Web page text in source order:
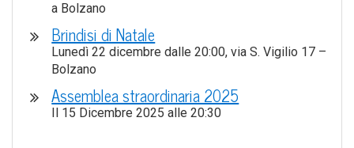
a Bolzano
Brin­di­si di Natale
Lune­dì 22 dicem­bre dal­le 20:00, via S. Vigi­lio 17 –
Bolzano
Assem­blea straor­di­na­ria 2025
Il 15 Dicem­bre 2025 alle 20:30